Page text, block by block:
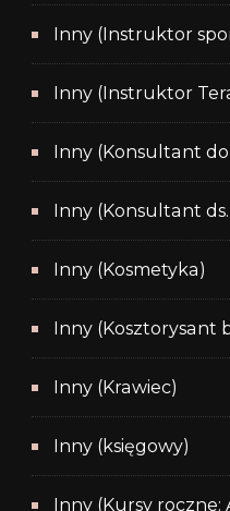
Inny (Instruktor
Inny (Instruktor
Inny (Konsultant
Inny (Konsultant
Inny (Kosmetyka)
Inny (Kosztorysant
Inny (Krawiec)
Inny (księgowy)
Inny (Kursy roczne: